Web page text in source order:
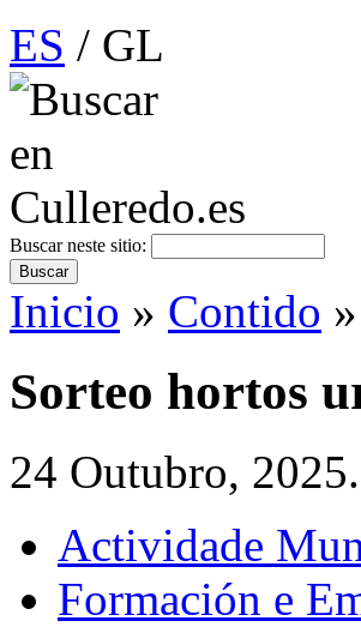
ES / GL
Buscar neste sitio:
Inicio » Contido
Sorteo hortos
24 Outubro,
Actividade
Formación e